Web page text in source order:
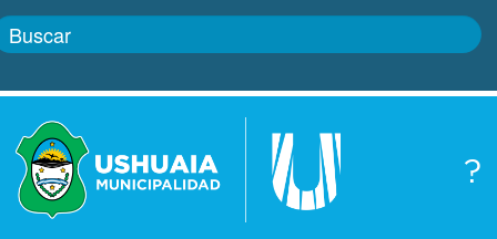
?
Boletín
Gobierno